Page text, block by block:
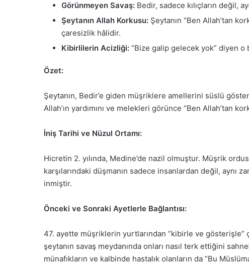
Görünmeyen Savaş: Bedir, sadece kılıçların değil,
Şeytanın Allah Korkusu: Şeytanın “Ben Allah’tan
çaresizlik hâlidir.
Kibirlilerin Acizliği: “Bize galip gelecek yok” diyen
Özet:
Şeytanın, Bedir’e giden müşriklere amellerini süslü
Allah’ın yardımını ve melekleri görünce “Ben Allah’tan
İniş Tarihi ve Nüzul Ortamı:
Hicretin 2. yılında, Medine’de nazil olmuştur. Müşrik
karşılarındaki düşmanın sadece insanlardan değil, aynı
inmiştir.
Önceki ve Sonraki Ayetlerle Bağlantısı:
47. ayette müşriklerin yurtlarından “kibirle ve gösterişle”
şeytanın savaş meydanında onları nasıl terk ettiğini
münafıkların ve kalbinde hastalık olanların da “Bu